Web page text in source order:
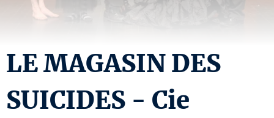
LE MAGASIN DES
SUICIDES - Cie